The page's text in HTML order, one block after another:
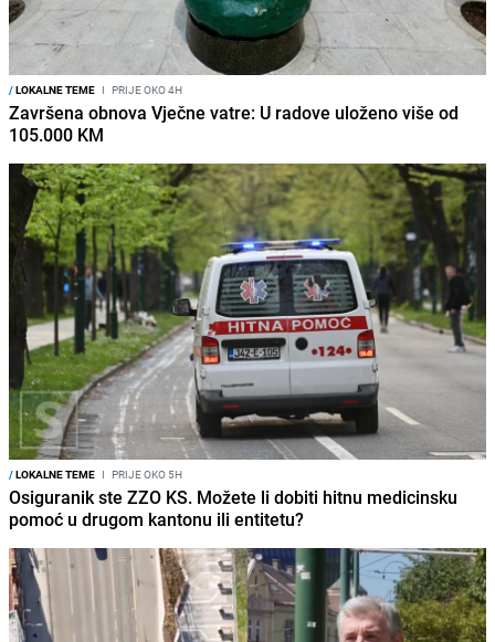
/LOKALNE TEME I PRIJE OKO 4H
Završena obnova Vječne vatre: U radove uloženo više od
105.000 KM
/LOKALNE TEME I PRIJE OKO 5H
Osiguranik ste ZZO KS. Možete li dobiti hitnu medicinsku
pomoć u drugom kantonu ili entitetu?